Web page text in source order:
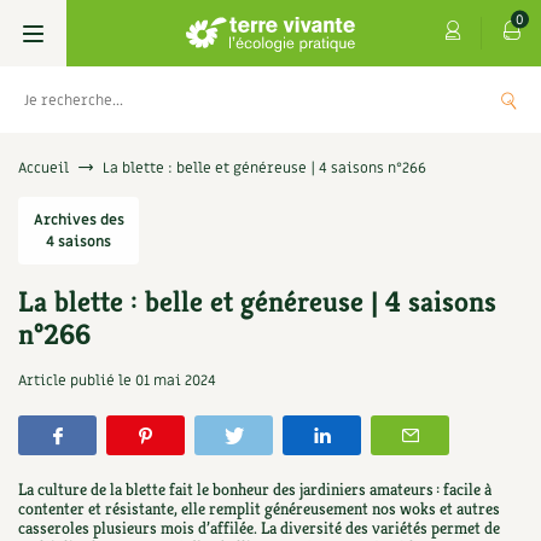
0
Livres
Permaculture, Jardin bio
Techniques de jardinage
Verger, arbres
Aménagement jardin
Les 4 saisons
Se réabonner
Offrir un abonnement
Les numéros
4 saisons
Graines, semences
Aromatiques
Florales
Cartes cadeau
Découvrir le Centre
Visiter en famille, entre amis
Jardin bio
Parole libre
Accueil La blette : belle et généreuse | 4 saisons n°266
Archives des
4 saisons
La blette : belle et généreuse | 4 saisons
n°266
Article publié le 01 mai 2024
La culture de la blette fait le bonheur des jardiniers amateurs : facile à
contenter et résistante, elle remplit généreusement nos woks et autres
casseroles plusieurs mois d’affilée. La diversité des variétés permet de
9,90 €